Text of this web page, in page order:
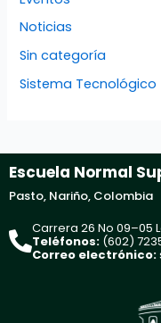
Noticias
Sin categoría
Sistema Tecnológico
Escuela Normal
Pasto, Nariño, Colombia
Carrera 26 No 09–05
Teléfonos: (602)
Correo electrónico: